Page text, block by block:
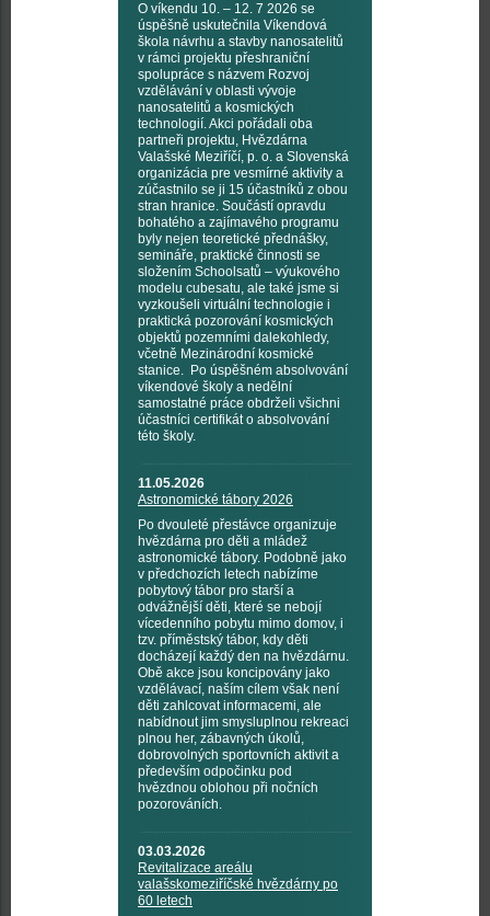
O víkendu 10. – 12. 7 2026 se
úspěšně uskutečnila Víkendová
škola návrhu a stavby nanosatelitů
v rámci projektu přeshraniční
spolupráce s názvem Rozvoj
vzdělávání v oblasti vývoje
nanosatelitů a kosmických
technologií. Akci pořádali oba
partneři projektu, Hvězdárna
Valašské Meziříčí, p. o. a Slovenská
organizácia pre vesmírné aktivity a
zúčastnilo se ji 15 účastníků z obou
stran hranice. Součástí opravdu
bohatého a zajímavého programu
byly nejen teoretické přednášky,
semináře, praktické činnosti se
složením Schoolsatů – výukového
modelu cubesatu, ale také jsme si
vyzkoušeli virtuální technologie i
praktická pozorování kosmických
objektů pozemními dalekohledy,
včetně Mezinárodní kosmické
stanice. Po úspěšném absolvování
víkendové školy a nedělní
samostatné práce obdrželi všichni
účastníci certifikát o absolvování
této školy.
11.05.2026
Astronomické tábory 2026
Po dvouleté přestávce organizuje
hvězdárna pro děti a mládež
astronomické tábory. Podobně jako
v předchozích letech nabízíme
pobytový tábor pro starší a
odvážnější děti, které se nebojí
vícedenního pobytu mimo domov, i
tzv. příměstský tábor, kdy děti
docházejí každý den na hvězdárnu.
Obě akce jsou koncipovány jako
vzdělávací, naším cílem však není
děti zahlcovat informacemi, ale
nabídnout jim smysluplnou rekreaci
plnou her, zábavných úkolů,
dobrovolných sportovních aktivit a
především odpočinku pod
hvězdnou oblohou při nočních
pozorováních.
03.03.2026
Revitalizace areálu
valašskomeziříčské hvězdárny po
60 letech